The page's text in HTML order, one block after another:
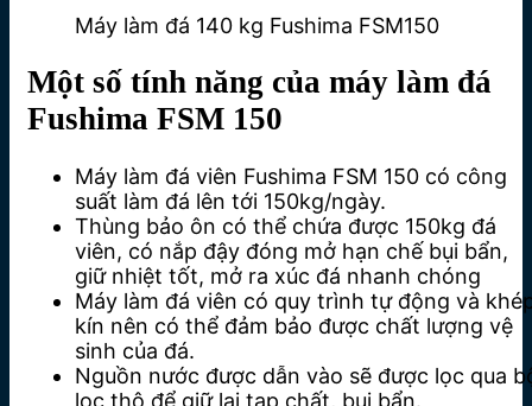
Máy làm đá 140 kg Fushima FSM150
Một số tính năng của máy làm đá
Fushima FSM 150
Máy làm đá viên Fushima FSM 150 có công
suất làm đá lên tới 150kg/ngày.
Thùng bảo ôn có thể chứa được 150kg đá
viên, có nắp đậy đóng mở hạn chế bụi bẩn,
giữ nhiệt tốt, mở ra xúc đá nhanh chóng
Máy làm đá viên có quy trình tự động và
kín nên có thể đảm bảo được chất lượng vệ
sinh của đá.
Nguồn nước được dẫn vào sẽ được lọc qua